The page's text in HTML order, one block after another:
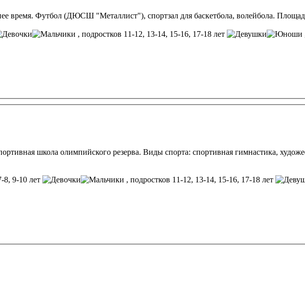
время. Футбол (ДЮСШ "Металлист"), спортзал для баскетбола, волейбола.
, подростков 11-12, 13-14, 15-16, 17-18 лет
школа олимпийского резерва. Виды спорта: спортивная гимнастика,
8, 9-10 лет , подростков 11-12, 13-14, 15-16, 17-18 лет